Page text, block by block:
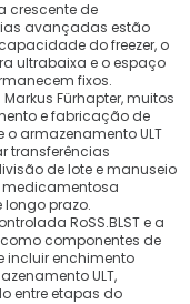
crescente de
avançadas estão
do freezer, o
ultrabaixa e o espaço
fixos.
Fürhapter, muitos
e fabricação de
armazenamento ULT
transferências
de lote e manuseio
prazo.
RoSS.BLST e a
componentes de
incluir enchimento
ULT,
entre etapas do